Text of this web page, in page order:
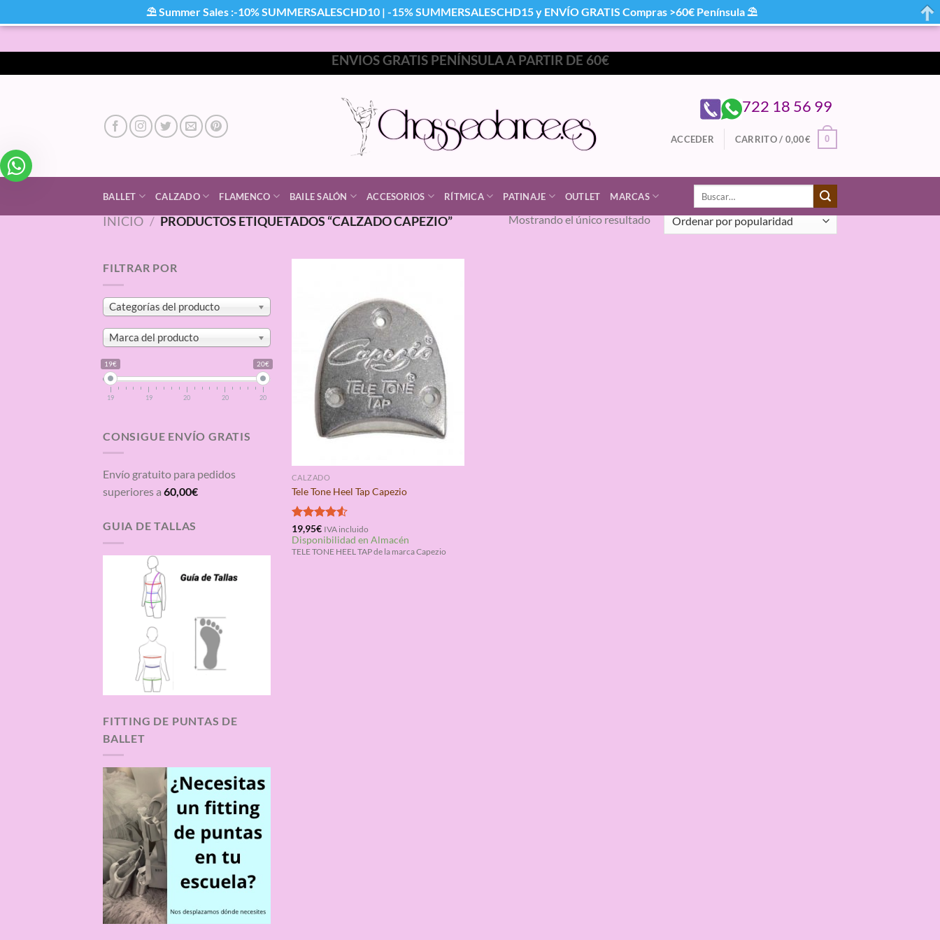
al
ENVIOS GRATIS PENÍNSULA A PARTIR DE 60€
722 18 56 99
ACCEDER CARRITO / 0,00€ 0
BALLET CALZADO FLAMENCO BAILE SALÓN ACCESORIOS RÍTMICA PATINAJE OUTLET MARCAS
Buscar
INICIO / PRODUCTOS ETIQUETADOS “CALZADO CAPEZIO” Mostrando el único resultado
FILTRAR POR
Categorías del producto
Marca del producto
19€ 20€
19 19 20 20 20
CONSIGUE ENVÍO GRATIS
Envío gratuito para pedidos
superiores a 60,00€
GUIA DE TALLAS
FITTING DE PUNTAS DE
BALLET
CALZADO
Tele Tone Heel Tap Capezio
Valorado
con4.50
de 5
19,95€ IVA incluido
Disponibilidad en Almacén
TELE TONE HEEL TAP de la marca Capezio
⛱ Summer Sales :-10% SUMMERSALESCHD10 | -15% SUMMERSALESCHD15 y ENVÍO GRATIS Compras >60€ Península ⛱